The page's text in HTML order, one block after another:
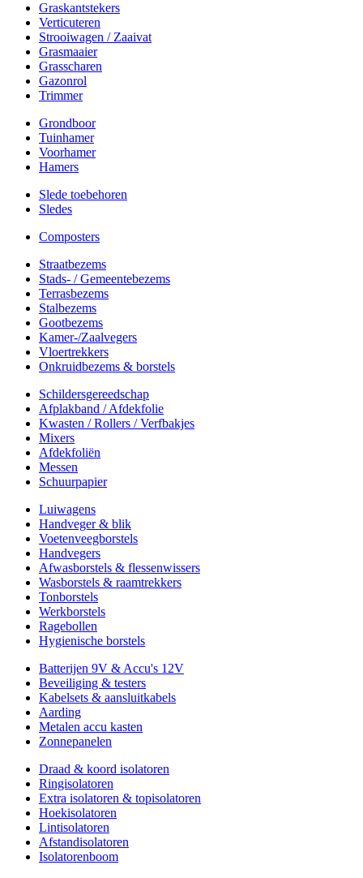
Graskantstekers
Verticuteren
Strooiwagen / Zaaivat
Grasmaaier
Grasscharen
Gazonrol
Trimmer
Grondboor
Tuinhamer
Voorhamer
Hamers
Slede toebehoren
Sledes
Composters
Straatbezems
Stads- / Gemeentebezems
Terrasbezems
Stalbezems
Gootbezems
Kamer-/Zaalvegers
Vloertrekkers
Onkruidbezems & borstels
Schildersgereedschap
Afplakband / Afdekfolie
Kwasten / Rollers / Verfbakjes
Mixers
Afdekfoliën
Messen
Schuurpapier
Luiwagens
Handveger & blik
Voetenveegborstels
Handvegers
Afwasborstels & flessenwissers
Wasborstels & raamtrekkers
Tonborstels
Werkborstels
Ragebollen
Hygienische borstels
Batterijen 9V & Accu's 12V
Beveiliging & testers
Kabelsets & aansluitkabels
Aarding
Metalen accu kasten
Zonnepanelen
Draad & koord isolatoren
Ringisolatoren
Extra isolatoren & topisolatoren
Hoekisolatoren
Lintisolatoren
Afstandisolatoren
Isolatorenboom